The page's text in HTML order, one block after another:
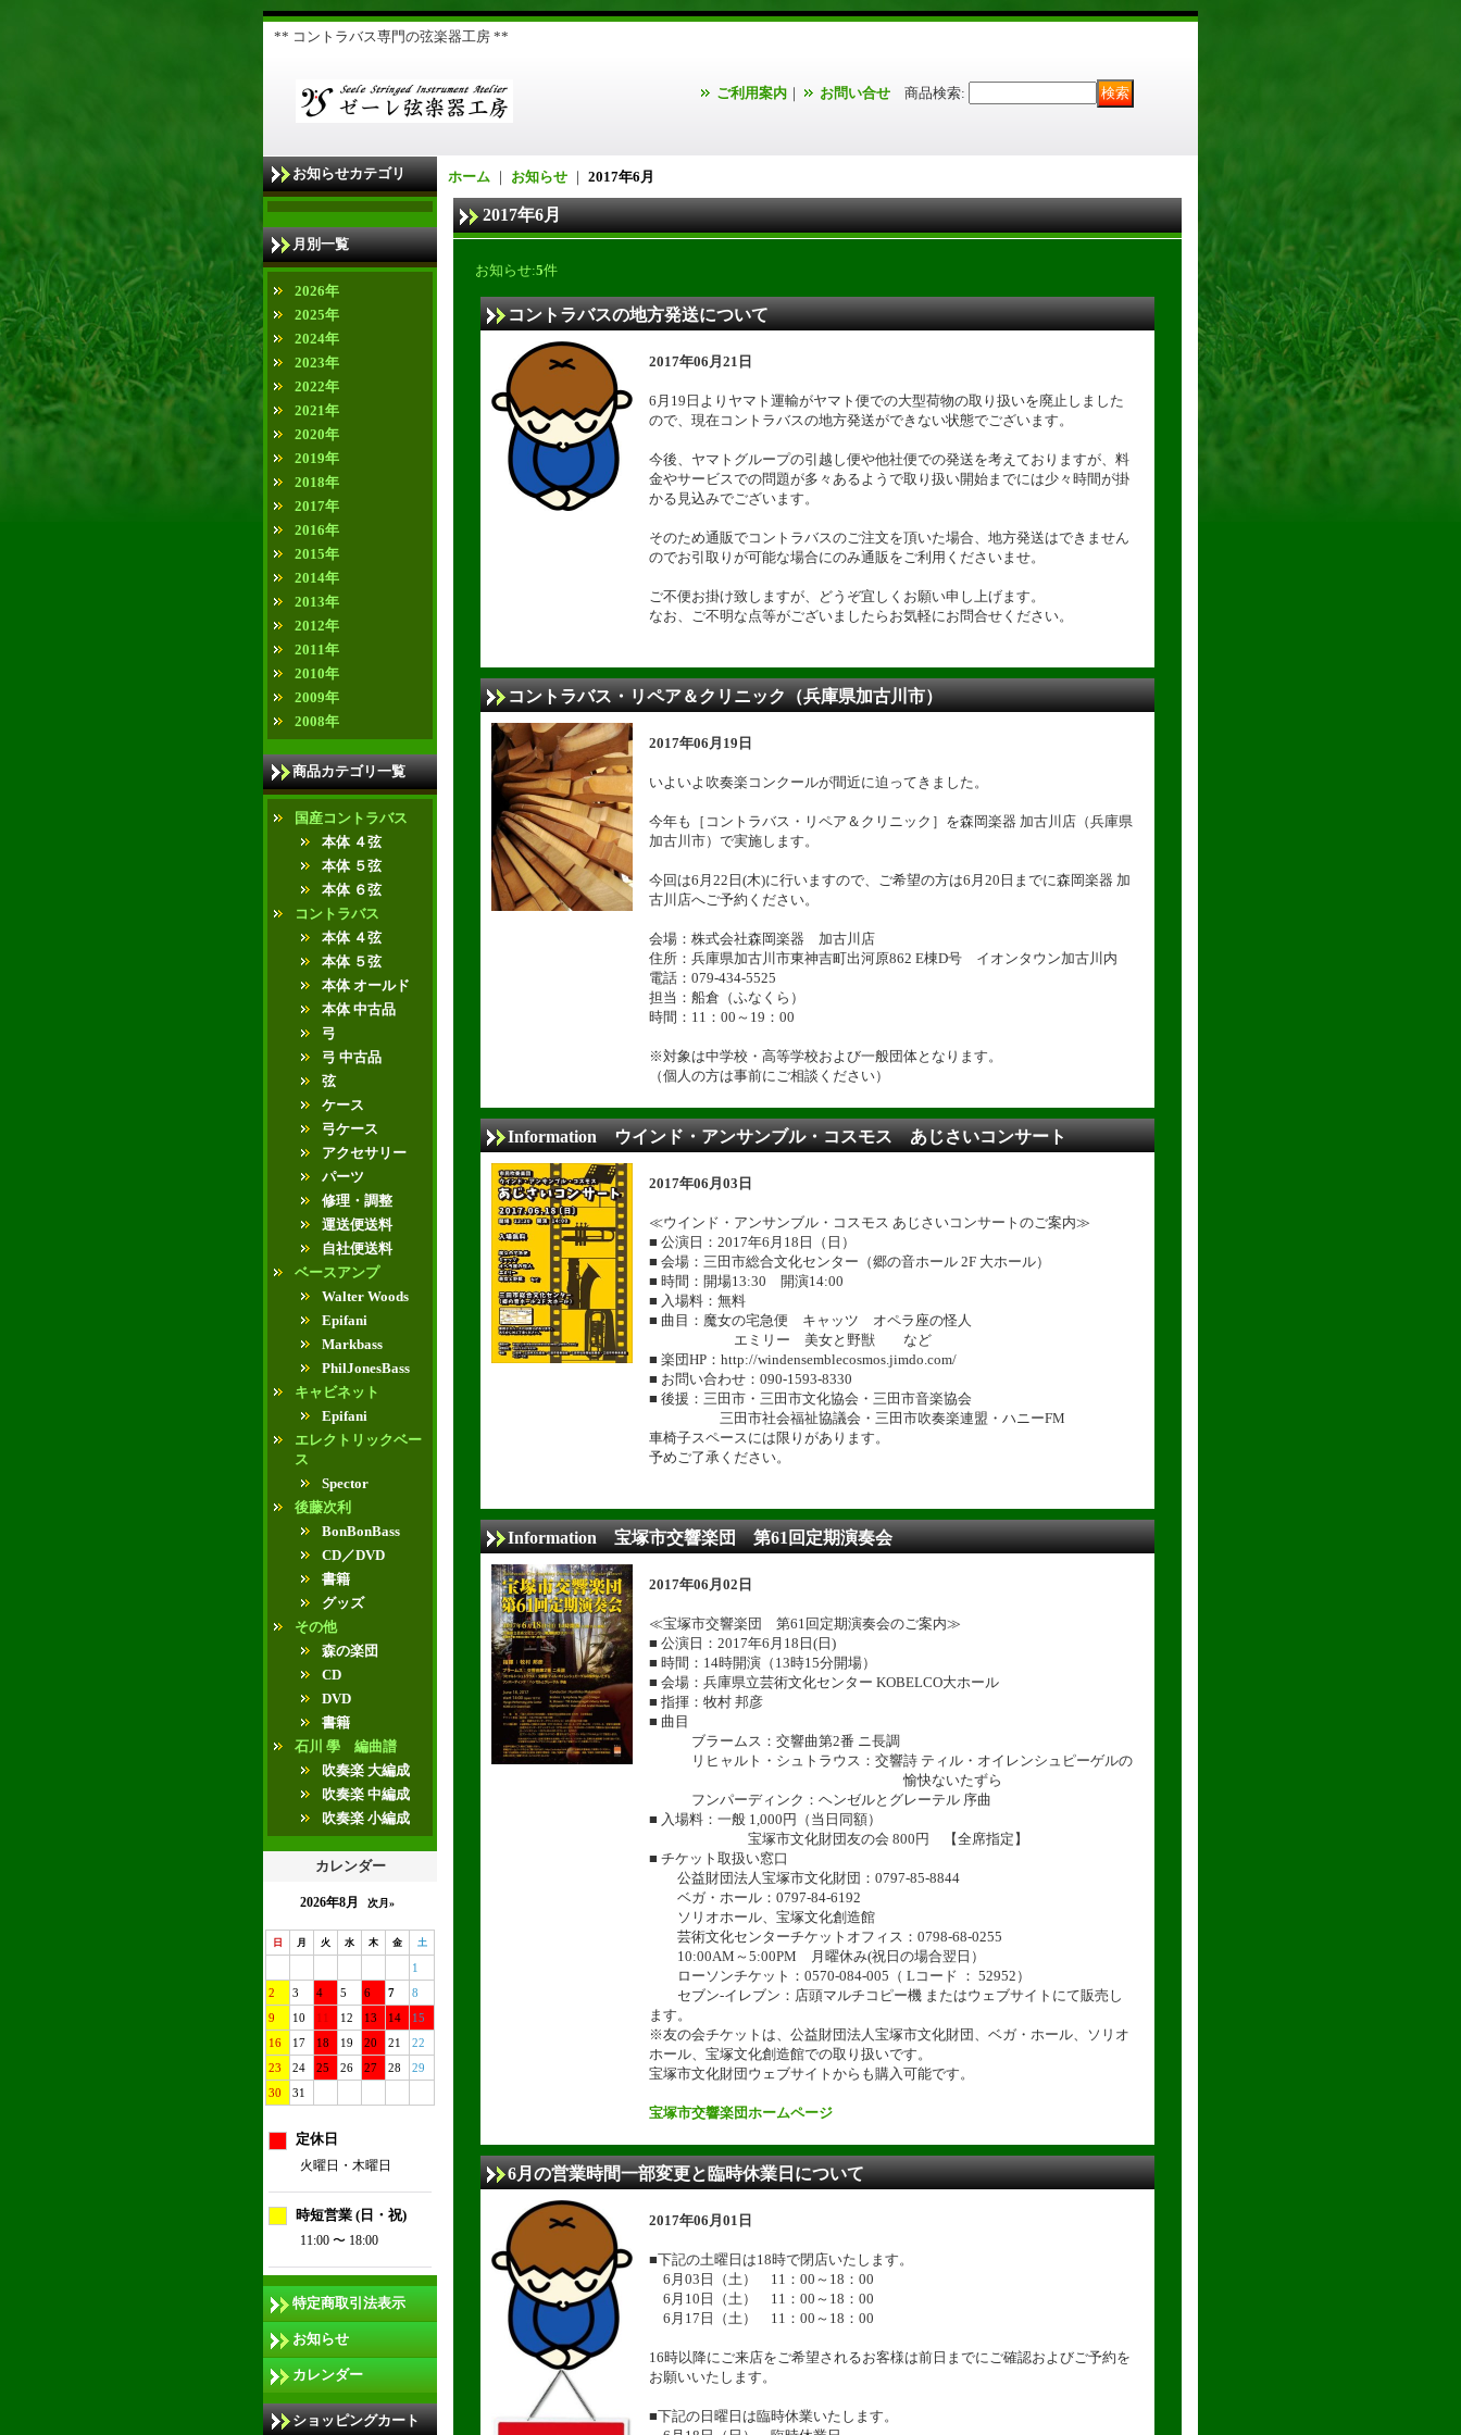
** コントラバス専門の弦楽器工房 **
ご利用案内 ｜ お問い合せ 商品検索:
お知らせカテゴリ
月別一覧
2026年
2025年
2024年
2023年
2022年
2021年
2020年
2019年
2018年
2017年
2016年
2015年
2014年
2013年
2012年
2011年
2010年
2009年
2008年
商品カテゴリ一覧
国産コントラバス
本体 ４弦
本体 ５弦
本体 ６弦
コントラバス
本体 ４弦
本体 ５弦
本体 オールド
本体 中古品
弓
弓 中古品
弦
ケース
弓ケース
アクセサリー
パーツ
修理・調整
運送便送料
自社便送料
ベースアンプ
Walter Woods
Epifani
Markbass
PhilJonesBass
キャビネット
Epifani
エレクトリックベー
ス
Spector
後藤次利
BonBonBass
CD／DVD
書籍
グッズ
その他
森の楽団
CD
DVD
書籍
石川 學 編曲譜
吹奏楽 大編成
吹奏楽 中編成
吹奏楽 小編成
カレンダー
2026年8月 次月»
日 月 火 水 木 金 土
1
2
3 4 5 6 7
8
9
10 11 12 13 14
15
16
17 18 19 20 21
22
23
24 25 26 27 28
29
30
31
定休日
火曜日・木曜日
時短営業 (日・祝)
11:00 〜 18:00
特定商取引法表示
お知らせ
カレンダー
ショッピングカート
ホーム ｜ お知らせ ｜ 2017年6月
2017年6月
お知らせ:5件
コントラバスの地方発送について
2017年06月21日
6月19日よりヤマト運輸がヤマト便での大型荷物の取り扱いを廃止しました
ので、現在コントラバスの地方発送ができない状態でございます。
今後、ヤマトグループの引越し便や他社便での発送を考えておりますが、料
金やサービスでの問題が多々あるようで取り扱い開始までには少々時間が掛
かる見込みでございます。
そのため通販でコントラバスのご注文を頂いた場合、地方発送はできません
のでお引取りが可能な場合にのみ通販をご利用くださいませ。
ご不便お掛け致しますが、どうぞ宜しくお願い申し上げます。
なお、ご不明な点等がございましたらお気軽にお問合せください。
コントラバス・リペア＆クリニック（兵庫県加古川市）
2017年06月19日
いよいよ吹奏楽コンクールが間近に迫ってきました。
今年も［コントラバス・リペア＆クリニック］を森岡楽器 加古川店（兵庫県
加古川市）で実施します。
今回は6月22日(木)に行いますので、ご希望の方は6月20日までに森岡楽器 加
古川店へご予約ください。
会場：株式会社森岡楽器 加古川店
住所：兵庫県加古川市東神吉町出河原862 E棟D号 イオンタウン加古川内
電話：079-434-5525
担当：船倉（ふなくら）
時間：11：00～19：00
※対象は中学校・高等学校および一般団体となります。
（個人の方は事前にご相談ください）
Information ウインド・アンサンブル・コスモス あじさいコンサート
2017年06月03日
≪ウインド・アンサンブル・コスモス あじさいコンサートのご案内≫
■ 公演日：2017年6月18日（日）
■ 会場：三田市総合文化センター（郷の音ホール 2F 大ホール）
■ 時間：開場13:30 開演14:00
■ 入場料：無料
■ 曲目：魔女の宅急便 キャッツ オペラ座の怪人
エミリー 美女と野獣 など
■ 楽団HP：http://windensemblecosmos.jimdo.com/
■ お問い合わせ：090-1593-8330
■ 後援：三田市・三田市文化協会・三田市音楽協会
三田市社会福祉協議会・三田市吹奏楽連盟・ハニーFM
車椅子スペースには限りがあります。
予めご了承ください。
Information 宝塚市交響楽団 第61回定期演奏会
2017年06月02日
≪宝塚市交響楽団 第61回定期演奏会のご案内≫
■ 公演日：2017年6月18日(日)
■ 時間：14時開演（13時15分開場）
■ 会場：兵庫県立芸術文化センター KOBELCO大ホール
■ 指揮：牧村 邦彦
■ 曲目
ブラームス：交響曲第2番 ニ長調
リヒャルト・シュトラウス：交響詩 ティル・オイレンシュピーゲルの
愉快ないたずら
フンパーディンク：ヘンゼルとグレーテル 序曲
■ 入場料：一般 1,000円（当日同額）
宝塚市文化財団友の会 800円 【全席指定】
■ チケット取扱い窓口
公益財団法人宝塚市文化財団：0797-85-8844
ベガ・ホール：0797-84-6192
ソリオホール、宝塚文化創造館
芸術文化センターチケットオフィス：0798-68-0255
10:00AM～5:00PM 月曜休み(祝日の場合翌日）
ローソンチケット：0570-084-005（ Lコード ： 52952）
セブン-イレブン：店頭マルチコピー機 またはウェブサイトにて販売し
ます。
※友の会チケットは、公益財団法人宝塚市文化財団、ベガ・ホール、ソリオ
ホール、宝塚文化創造館での取り扱いです。
宝塚市文化財団ウェブサイトからも購入可能です。
宝塚市交響楽団ホームページ
6月の営業時間一部変更と臨時休業日について
2017年06月01日
■下記の土曜日は18時で閉店いたします。
6月03日（土） 11：00～18：00
6月10日（土） 11：00～18：00
6月17日（土） 11：00～18：00
16時以降にご来店をご希望されるお客様は前日までにご確認およびご予約を
お願いいたします。
■下記の日曜日は臨時休業いたします。